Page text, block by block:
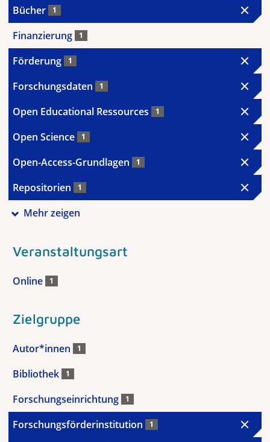
Bücher 1
Finanzierung 1
Förderung 1
Forschungsdaten 1
Open Educational Ressources 1
Open Science 1
Open-Access-Grundlagen 1
Repositorien 1
Mehr zeigen
Veranstaltungsart
Online 1
Zielgruppe
Autor*innen 1
Bibliothek 1
Forschungseinrichtung 1
Forschungsförderinstitution 1